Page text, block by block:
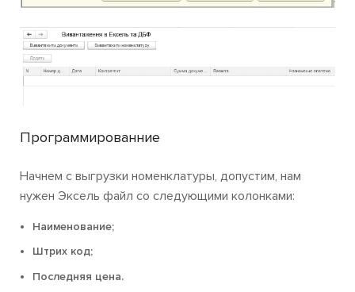
Программированние
Начнем с выгрузки номенклатуры, допустим, нам
нужен Эксель файл со следующими колонками:
Наименование;
Штрих код;
Последняя цена.